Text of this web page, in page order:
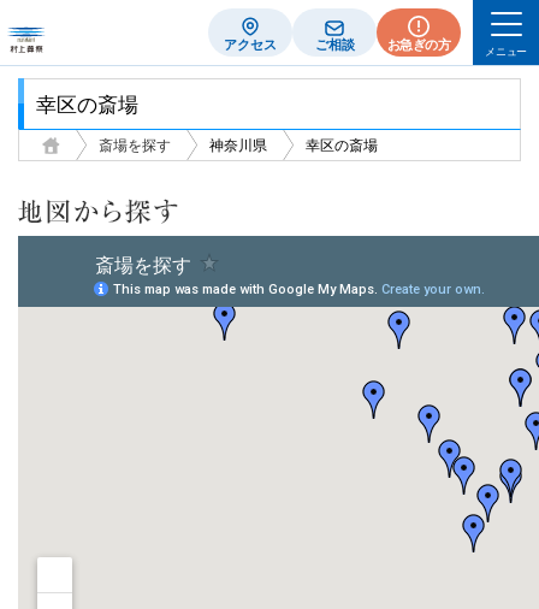
アクセス ご相談 お急ぎの方 メニュー
幸区の斎場
斎場を探す 神奈川県 幸区の斎場